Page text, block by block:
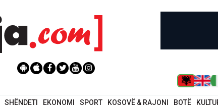
SHËNDETI EKONOMI SPORT KOSOVË & RAJONI BOTË